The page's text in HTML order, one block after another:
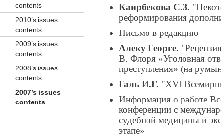
contents
2010’s issues
contents
2009’s issues
contents
2008’s issues
contents
2007’s issues
contents
Каирбекова С.З.
реформирования
Письмо в редакцию
Алеку Георге.
В. Флоря «Уголовная
преступления» (на
Галь И.Г. "XVI
Информация о работе
конференции с
судебной медицины и
этапе»